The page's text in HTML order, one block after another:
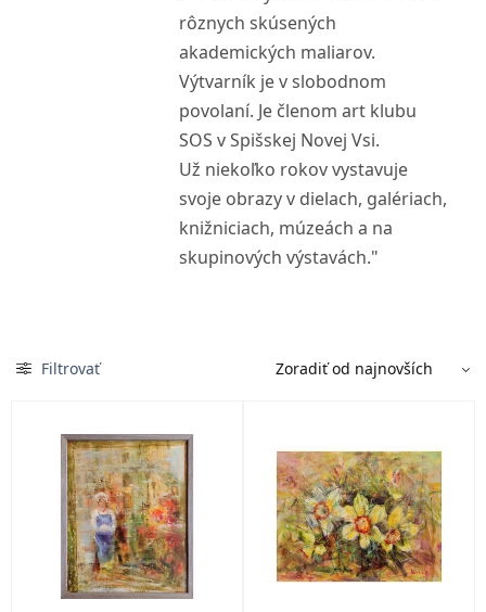
rôznych skúsených
akademických maliarov.
Výtvarník je v slobodnom
povolaní. Je členom art klubu
SOS v Spišskej Novej Vsi.
Už niekoľko rokov vystavuje
svoje obrazy v dielach, galériach,
knižniciach, múzeách a na
skupinových výstavách."
Filtrovať